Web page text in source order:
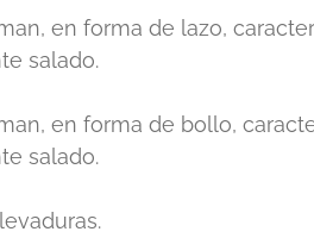
en forma de lazo,
salado.
en forma de bollo,
salado.